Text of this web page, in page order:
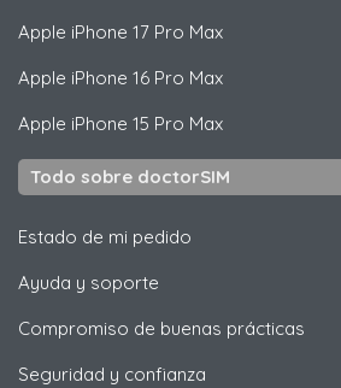
Apple iPhone 17 Pro Max
Apple iPhone 16 Pro Max
Apple iPhone 15 Pro Max
Todo sobre doctorSIM
Estado de mi pedido
Ayuda y soporte
Compromiso de buenas prácticas
Seguridad y confianza